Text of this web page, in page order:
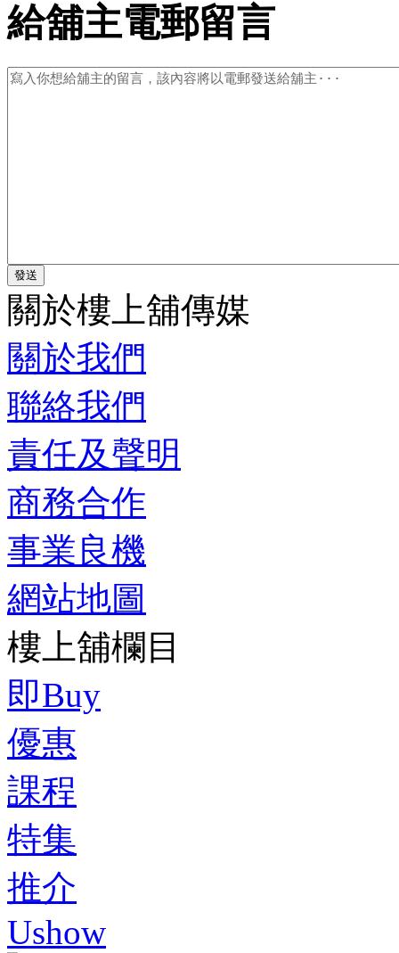
給舖主電郵留言
關於樓上舖傳媒
關於我們
聯絡我們
責任及聲明
商務合作
事業良機
網站地圖
樓上舖欄目
即Buy
優惠
課程
特集
推介
Ushow